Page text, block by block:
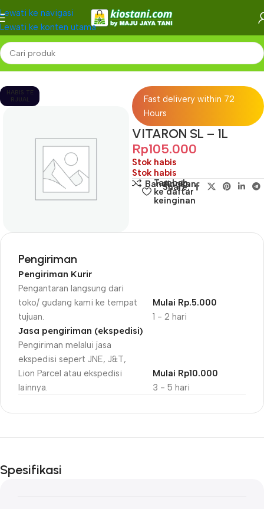
Lewati ke navigasi
Lewati ke konten utama
Beranda -
HABIS TE
RJUAL
Fast delivery within 72
Hours
VITARON SL – 1L
Rp105.000
Stok habis
Stok habis
Bandingkan
Tambah
ke daftar
keinginan
Share:
Pengiriman
Pengiriman Kurir
Pengantaran langsung dari
toko/ gudang kami ke tempat
tujuan.
1 - 2 hari
Mulai Rp.5.000
Jasa pengiriman (ekspedisi)
Pengiriman melalui jasa
ekspedisi sepert JNE, J&T,
Lion Parcel atau ekspedisi
lainnya.
3 - 5 hari
Mulai Rp10.000
Unbeatable offers
Blowout!
Spesifikasi